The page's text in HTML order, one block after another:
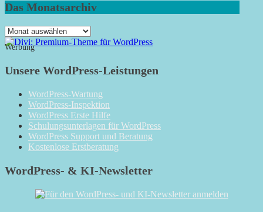
Das Monatsarchiv
Das
Monatsarchiv
Werbung
Unsere WordPress-Leistungen
WordPress-Wartung
WordPress-Inspektion
WordPress Erste Hilfe
Schulungsunterlagen für WordPress
WordPress Support und Beratung
Kostenlose Erstberatung
WordPress- & KI-Newsletter